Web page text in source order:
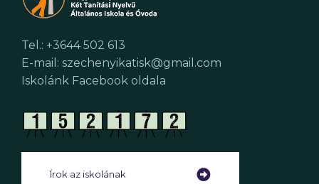
Tel.: +3644 502 613
E-mail: szechenyikatisk@gmail.com
Iskolánk Facebook oldala
Írok az iskolának